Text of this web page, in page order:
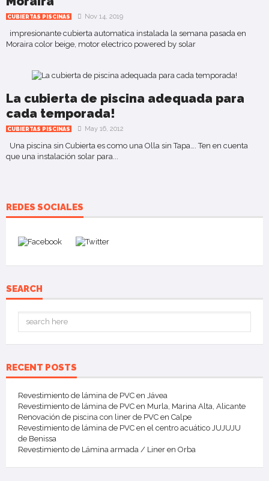
CUBIERTAS PISCINAS Nov 14, 2019
impresionante cubierta automatica instalada la semana pasada en
Moraira color beige, motor electrico powered by solar
La cubierta de piscina adequada para
cada temporada!
CUBIERTAS PISCINAS May 16, 2012
Una piscina sin Cubierta es como una Olla sin Tapa…. Ten en cuenta
que una instalación solar para...
REDES SOCIALES
SEARCH
RECENT POSTS
Revestimiento de lámina de PVC en Jávea
Revestimiento de lámina de PVC en Murla, Marina Alta, Alicante
Renovación de piscina con liner de PVC en Calpe
Revestimiento de lámina de PVC en el centro acuático JUJUJU
de Benissa
Revestimiento de Lámina armada / Liner en Orba